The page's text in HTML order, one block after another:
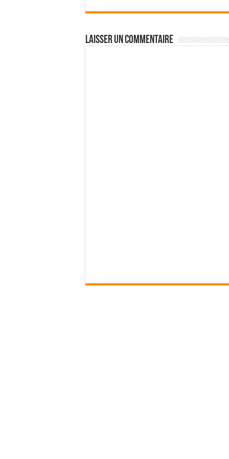
Laisser un commentaire